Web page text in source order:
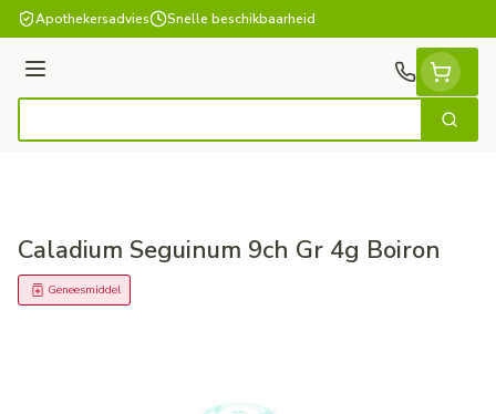
Ga naar de inhoud
Apothekersadvies Snelle beschikbaarheid
Menu
Zoek
Caladium Seguinum 9ch Gr 4g Boiron
Geneesmiddel